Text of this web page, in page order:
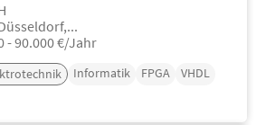
- 90.000 €/Jahr
Informatik FPGA
VHDL